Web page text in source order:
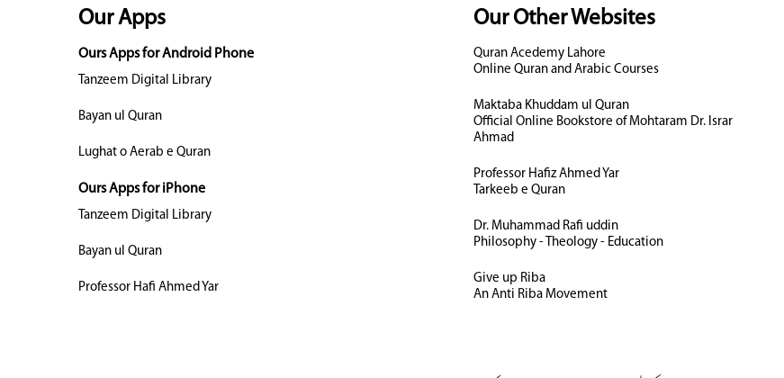
Our Other Websites
Quran Acedemy Lahore
Online Quran and Arabic Courses
Maktaba Khuddam ul Quran
Official Online Bookstore of Mohtaram Dr. Israr
Ahmad
Professor Hafiz Ahmed Yar
Tarkeeb e Quran
Dr. Muhammad Rafi uddin
Philosophy - Theology - Education
Give up Riba
An Anti Riba Movement
Our Apps
Ours Apps for Android Phone
Tanzeem Digital Library
Bayan ul Quran
Lughat o Aerab e Quran
Ours Apps for iPhone
Tanzeem Digital Library
Bayan ul Quran
Professor Hafi Ahmed Yar